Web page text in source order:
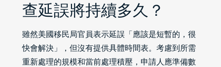
查延誤將持續多久？
雖然美國移民局官員表示延誤「應該是短暫的，很
快會解決」，但沒有提供具體時間表。考慮到所需
重新處理的規模和當前處理積壓，申請人應準備數